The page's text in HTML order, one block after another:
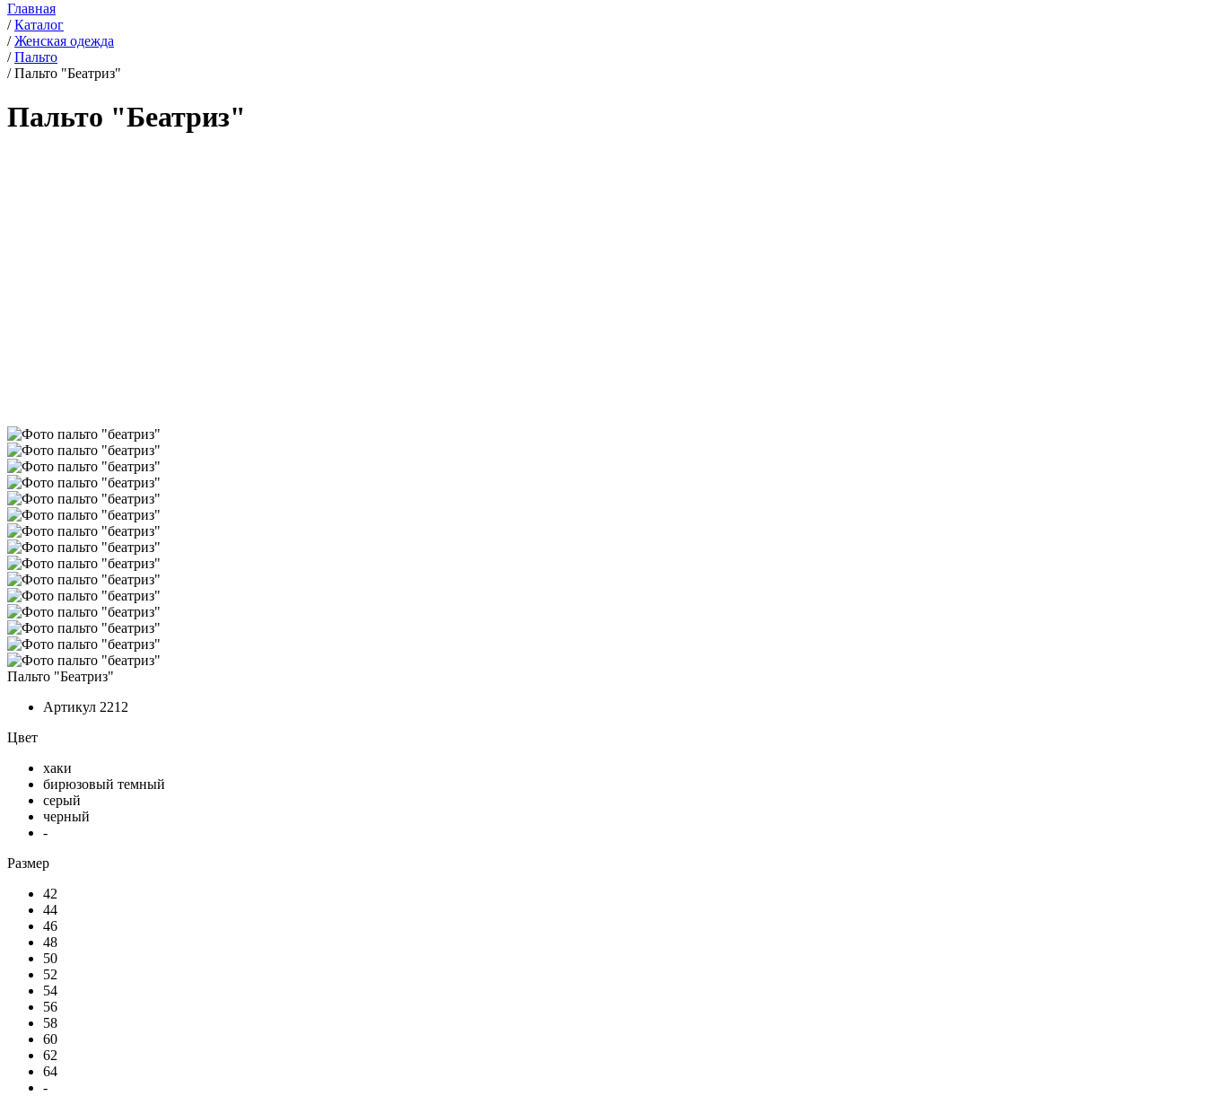
Главная
/ Каталог
/ Женская одежда
/ Пальто
/ Пальто "Беатриз"
Пальто "Беатриз"
Пальто "Беатриз"
Артикул 2212
Цвет
хаки
бирюзовый темный
серый
черный
-
Размер
42
44
46
48
50
52
54
56
58
60
62
64
-